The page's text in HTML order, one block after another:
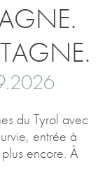
du Tyrol avec
entrée à
encore. À